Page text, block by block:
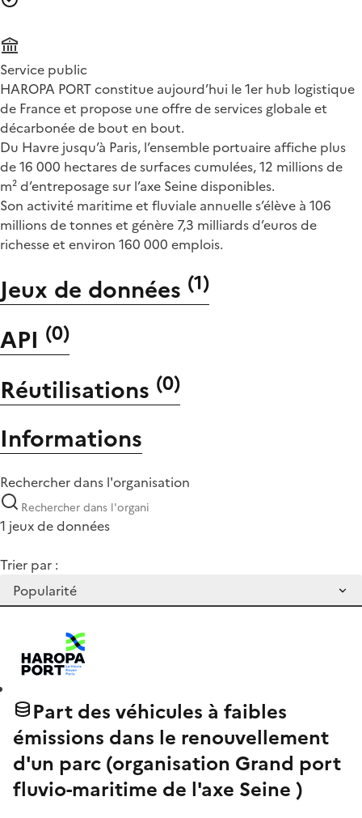
Service public
HAROPA PORT constitue aujourd’hui le 1er hub logistique
de France et propose une offre de services globale et
décarbonée de bout en bout.
Du Havre jusqu’à Paris, l’ensemble portuaire affiche plus
de 16 000 hectares de surfaces cumulées, 12 millions de
m² d’entreposage sur l’axe Seine disponibles.
Son activité maritime et fluviale annuelle s’élève à 106
millions de tonnes et génère 7,3 milliards d’euros de
richesse et environ 160 000 emplois.
Jeux de données (1)
API (0)
Réutilisations (0)
Informations
Rechercher dans l'organisation
1 jeux de données
Trier par :
Part des véhicules à faibles
émissions dans le renouvellement
d'un parc (organisation Grand port
fluvio-maritime de l'axe Seine )